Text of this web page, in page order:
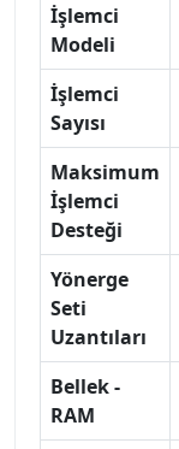
İşlemci
Modeli
İşlemci
Sayısı
Maksimum
İşlemci
Desteği
Yönerge
Seti
Uzantıları
Bellek -
RAM